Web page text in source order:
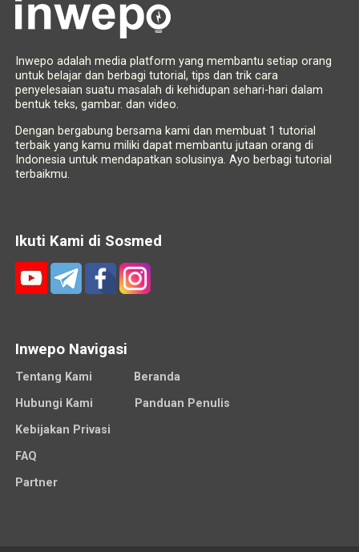
Inwepo adalah media platform yang membantu setiap orang
untuk belajar dan berbagi tutorial, tips dan trik cara
penyelesaian suatu masalah di kehidupan sehari-hari dalam
bentuk teks, gambar. dan video.
Dengan bergabung bersama kami dan membuat 1 tutorial
terbaik yang kamu miliki dapat membantu jutaan orang di
Indonesia untuk mendapatkan solusinya. Ayo berbagi tutorial
terbaikmu.
Ikuti Kami di Sosmed
Inwepo Navigasi
Tentang Kami
Beranda
Hubungi Kami
Panduan Penulis
Kebijakan Privasi
FAQ
Partner